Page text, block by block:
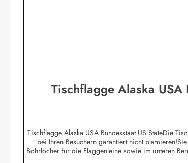
Tischflagge Alaska
Tischflagge Alaska USA Bundesstaat US StateDie
bei Ihren Besuchern garantiert nicht
Bohrlöcher für die Flaggenleine sowie im unteren